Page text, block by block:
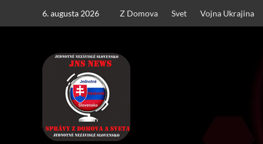
6. augusta 2026 Z Domova Svet Vojna Ukrajina